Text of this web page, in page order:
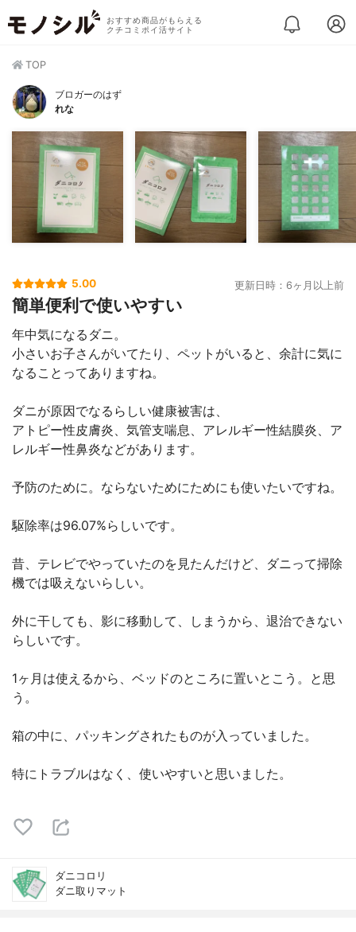
おすすめ商品がもらえる
クチコミポイ活サイト
TOP
ブロガーのはず
れな
5.00 更新日時：6ヶ月以上前
簡単便利で使いやすい
年中気になるダニ。
小さいお子さんがいてたり、ペットがいると、余計に気に
なることってありますね。
ダニが原因でなるらしい健康被害は、
アトピー性皮膚炎、気管支喘息、アレルギー性結膜炎、ア
レルギー性鼻炎などがあります。
予防のために。ならないためにためにも使いたいですね。
駆除率は96.07%らしいです。
昔、テレビでやっていたのを見たんだけど、ダニって掃除
機では吸えないらしい。
外に干しても、影に移動して、しまうから、退治できない
らしいです。
1ヶ月は使えるから、ベッドのところに置いとこう。と思
う。
箱の中に、パッキングされたものが入っていました。
特にトラブルはなく、使いやすいと思いました。
ダニコロリ
ダニ取りマット